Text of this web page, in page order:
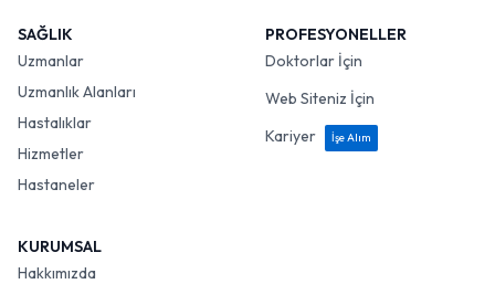
SAĞLIK
Uzmanlar
Uzmanlık Alanları
Hastalıklar
Hizmetler
Hastaneler
PROFESYONELLER
Doktorlar İçin
Web Siteniz İçin
Kariyer
İşe Alım
KURUMSAL
Hakkımızda